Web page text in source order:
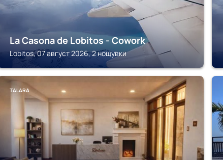
La Casona de Lobitos - Cowork
Lobitos, 07 август 2026, 2 нощувки
TALARA